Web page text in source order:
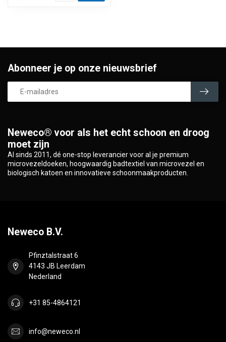
Neweco® voor als het echt schoon en droog
moet zijn
Al sinds 2011, dé one-stop leverancier voor al je premium
microvezeldoeken, hoogwaardig badtextiel van microvezel en
biologisch katoen en innovatieve schoonmaakproducten.
Abonneer je op onze nieuwsbrief
Neweco B.V.
Pfinztalstraat 6
4143 JB Leerdam
Nederland
+31 85-4864121
info@neweco.nl